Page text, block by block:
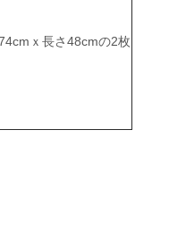
ｘ長さ48cmの2枚